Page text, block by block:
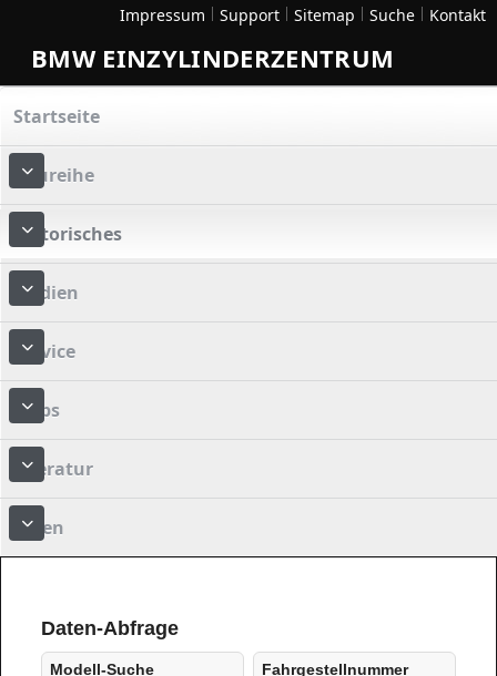
Impressum Support Sitemap Suche Kontakt
BMW EINZYLINDERZENTRUM
Startseite
Baureihe
Historisches
Medien
Service
Tipps
Literatur
Foren